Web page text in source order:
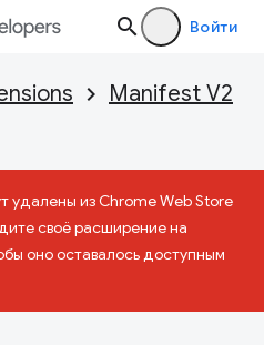
Войти
Manifest V2
удалены из Chrome Web Store
своё расширение на
оно оставалось доступным